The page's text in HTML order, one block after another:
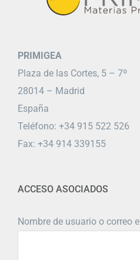
PRIMIGEA
Plaza de las Cortes, 5 – 7º
28014 – Madrid
España
Teléfono: +34 915 522 526
Fax: +34 914 339155
ACCESO ASOCIADOS
Nombre de usuario o correo